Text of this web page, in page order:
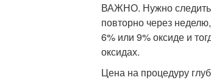
ВАЖНО. Нужно следить
повторно через
6% или 9% оксиде и
оксидах.
Цена на процедуру